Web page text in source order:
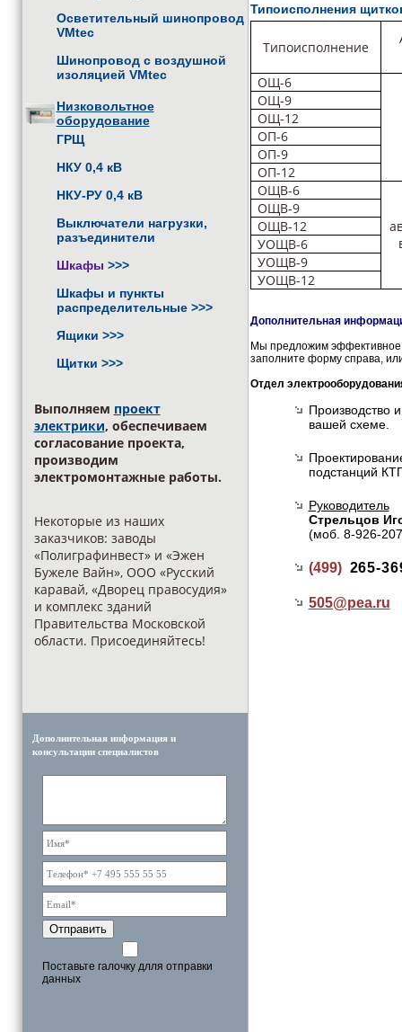
Осветительный шинопровод
VMtec
Шинопровод с воздушной
изоляцией VMtec
Низковольтное
оборудование
ГРЩ
НКУ 0,4 кВ
НКУ-РУ 0,4 кВ
Выключатели нагрузки,
разъединители
Шкафы >>>
Шкафы и пункты
распределительные >>>
Ящики >>>
Щитки >>>
Выполняем проект
электрики, обеспечиваем
согласование проекта,
производим
электромонтажные работы.
Некоторые из наших
заказчиков: заводы
«Полиграфинвест» и «Эжен
Бужеле Вайн», ООО «Русский
каравай, «Дворец правосудия»
и комплекс зданий
Правительства Московской
области. Присоединяйтесь!
Дополнительная информация и
консультации специалистов
Отправить
Поставьте галочку длля отправки
данных
Типоисполнения
Типоисполнение
ОЩ-6
ОЩ-9
ОЩ-12
ОП-6
ОП-9
ОП-12
ОЩВ-6
ОЩВ-9
ОЩВ-12
УОЩВ-6
УОЩВ-9
УОЩВ-12
Дополнительная
Мы предложим эффективное
заполните форму справа,
Отдел
Производство
вашей схеме.
подстанций
Руководитель
Стрельцов
(моб. 8-926-
(499) 265-
505@pea.ru